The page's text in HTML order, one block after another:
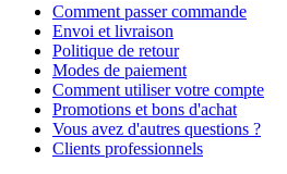
Comment passer commande
Envoi et livraison
Politique de retour
Modes de paiement
Comment utiliser votre compte
Promotions et bons d'achat
Vous avez d'autres questions ?
Clients professionnels